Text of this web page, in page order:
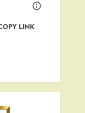
LINK